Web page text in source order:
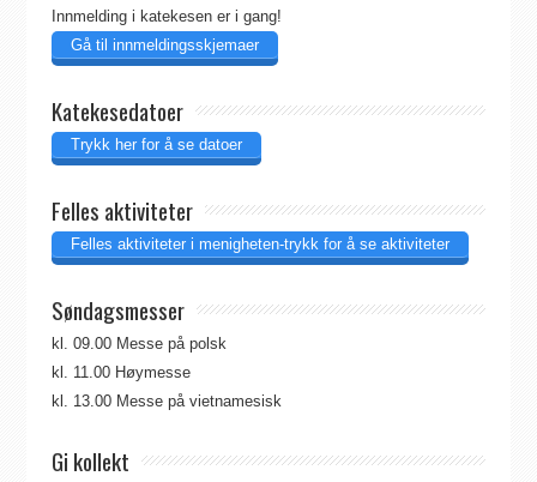
Innmelding i katekesen er i gang!
Gå til innmeldingsskjemaer
Katekesedatoer
Trykk her for å se datoer
Felles aktiviteter
Felles aktiviteter i menigheten-trykk for å se aktiviteter
Søndagsmesser
kl. 09.00 Messe på polsk
kl. 11.00 Høymesse
kl. 13.00 Messe på vietnamesisk
Gi kollekt